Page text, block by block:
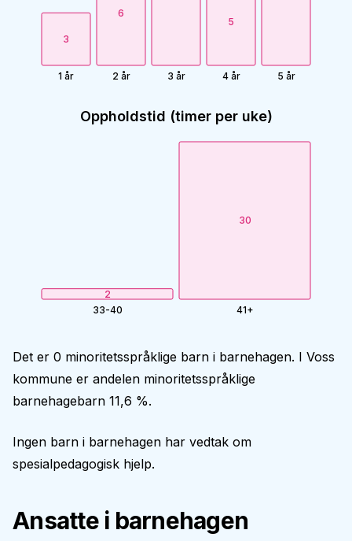
3
1 år
6
2 år 3 år
5
4 år 5 år
Oppholdstid (timer per uke)
2
33-40
30
41+
Det er 0 minoritetsspråklige barn i barnehagen. I Voss
kommune er andelen minoritetsspråklige
barnehagebarn 11,6 %.
Ingen barn i barnehagen har vedtak om
spesialpedagogisk hjelp.
Ansatte i barnehagen